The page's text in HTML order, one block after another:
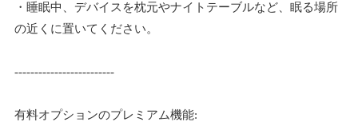
・睡眠中、デバイスを枕元やナイトテーブルなど、眠る場所
の近くに置いてください。
-------------------------
有料オプションのプレミアム機能: